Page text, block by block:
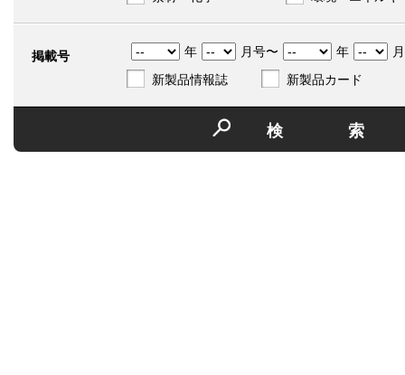
掲載号 年 月号〜 年
新製品情報誌
新製品カード
検